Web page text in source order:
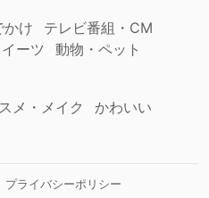
かけ
テレビ番組・CM
ーツ 動物・ペット
メ・メイク かわいい
プライバシーポリシー